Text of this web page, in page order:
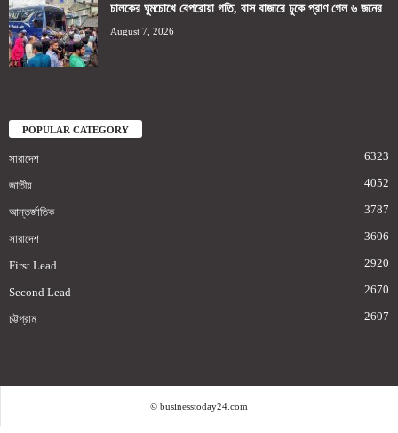
চালকের ঘুমচোখে বেপরোয়া গতি, বাস বাজারে ঢুকে প্রাণ গেল ৬ জনের
August 7, 2026
POPULAR CATEGORY
সারাদেশ 6323
জাতীয় 4052
আন্তর্জাতিক 3787
সারাদেশ 3606
First Lead 2920
Second Lead 2670
চট্টগ্রাম 2607
© businesstoday24.com